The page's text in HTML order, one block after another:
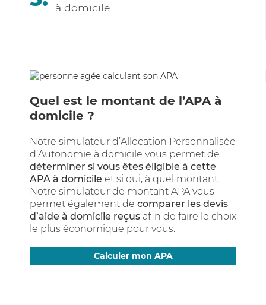
à domicile
Quel est le montant de l’APA à
domicile ?
Notre simulateur d’Allocation Personnalisée
d’Autonomie à domicile vous permet de
déterminer si vous êtes éligible à cette
APA à domicile et si oui, à quel montant.
Notre simulateur de montant APA vous
permet également de comparer les devis
d’aide à domicile reçus afin de faire le choix
le plus économique pour vous.
Calculer mon APA